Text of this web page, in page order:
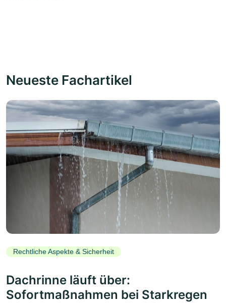
Neueste Fachartikel
Rechtliche Aspekte & Sicherheit
Dachrinne läuft über:
Sofortmaßnahmen bei Starkregen